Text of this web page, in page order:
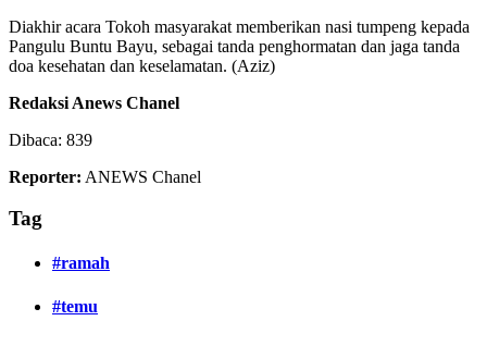
Diakhir acara Tokoh masyarakat memberikan nasi tumpeng kepada
Pangulu Buntu Bayu, sebagai tanda penghormatan dan jaga tanda
doa kesehatan dan keselamatan. (Aziz)
Redaksi Anews Chanel
Dibaca: 839
Reporter: ANEWS Chanel
Tag
#ramah
#temu